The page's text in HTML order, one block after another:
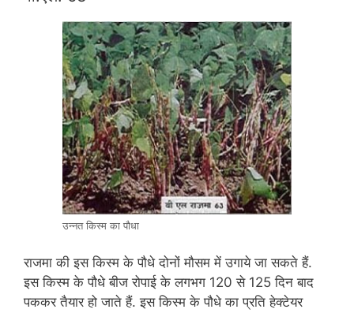
उन्नत किस्म का पौधा
राजमा की इस किस्म के पौधे दोनों मौसम में उगाये जा सकते हैं.
इस किस्म के पौधे बीज रोपाई के लगभग 120 से 125 दिन बाद
पककर तैयार हो जाते हैं. इस किस्म के पौधे का प्रति हेक्टेयर